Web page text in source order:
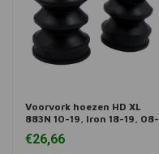
Voorvork hoezen HD XL
883N 10-19, Iron 18-19, 08-
12 XL1200
€26,66